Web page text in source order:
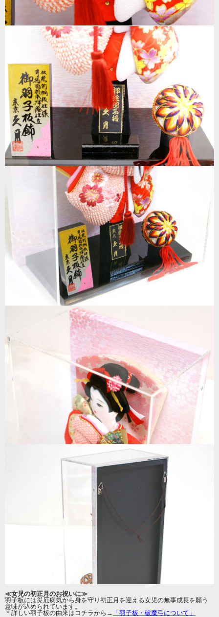
≪女児の初正月のお祝いに≫
羽子板には災厄病気から身を守り初正月を迎える女児の無事成長を願う
意味が込められています。
＊詳しい羽子板の由来はコチラから→ 「羽子板・破魔弓について」